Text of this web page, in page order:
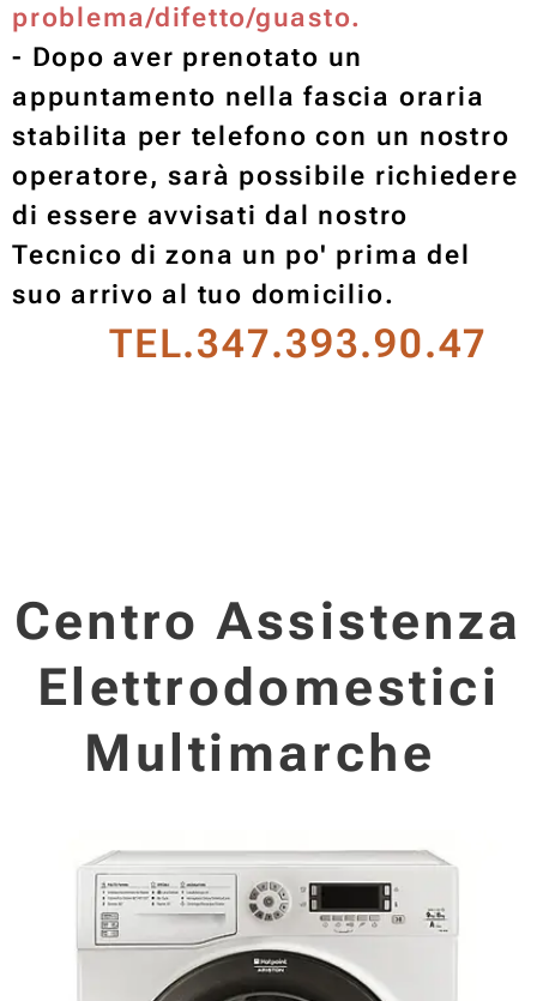
problema/difetto/guasto.
​​- Dopo aver prenotato un
appuntamento nella fascia oraria
stabilita per telefono con un nostro
operatore, sarà possibile richiedere
di essere avvisati dal nostro
Tecnico di zona un po' prima del
suo arrivo al tuo domicilio.
TEL.347.393.90.47
Centro Assistenza
Elettrodomestici
Multimarche